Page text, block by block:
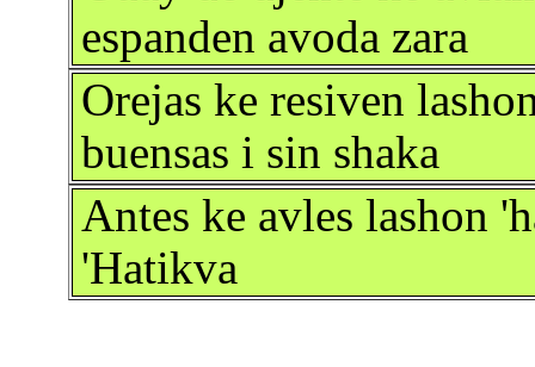
espanden avoda zara
Orejas ke resiven
buensas i sin shaka
Antes ke avles lashon
'Hatikva